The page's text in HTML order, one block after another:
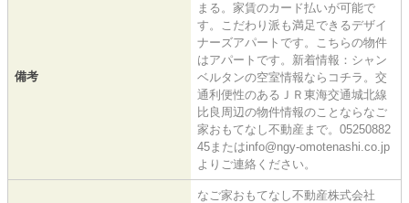
備考
まる。家賃のカード払いが可能で
す。こだわり派も満足できるデザイ
ナーズアパートです。こちらの物件
はアパートです。新着情報：シャン
ベルタンの空室情報ならコチラ。交
通利便性のあるＪＲ東海交通城北線
比良周辺の物件情報のことならなご
家おもてなし不動産まで。05250882
45またはinfo@ngy-omotenashi.co.jp
よりご連絡ください。
なご家おもてなし不動産株式会社